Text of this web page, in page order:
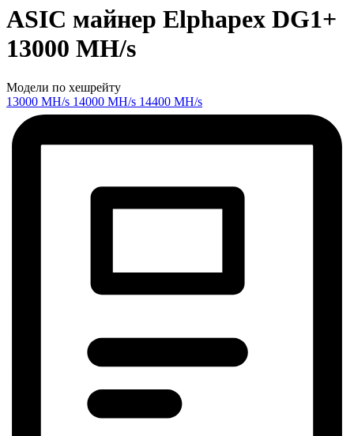
ASIC майнер Elphapex DG1+
13000 MH/s
Модели по хешрейту
13000 MH/s 14000 MH/s 14400 MH/s